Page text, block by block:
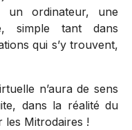
un ordinateur, une
simple tant dans
qui s’y trouvent,
n’aura de sens
dans la réalité du
les Mitrodaires !